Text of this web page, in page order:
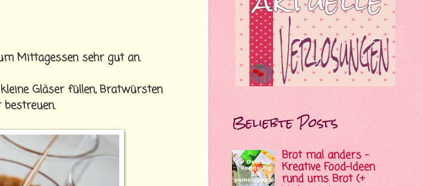
Mittagessen sehr gut an.
Gläser füllen, Bratwürsten
Beliebte Posts
Brot mal anders -
Kreative Food-Ideen
rund ums Brot (+